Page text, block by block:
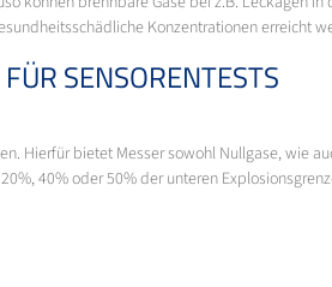
Konzentrationen erreicht
SENSORENTESTS
Hierfür bietet Messer sowohl Nullgase, wie
40% oder 50% der unteren